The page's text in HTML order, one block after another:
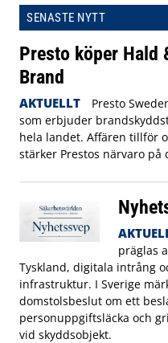
SENASTE NYTT
Presto köper Hald
Brand
AKTUELLT
Presto
som erbjuder
hela landet. Affären tillför
stärker Prestos närvaro på
präglas
Tyskland, digitala intrång
infrastruktur. I Sverige
domstolsbeslut om ett
personuppgiftsläcka och
vid skyddsobjekt.